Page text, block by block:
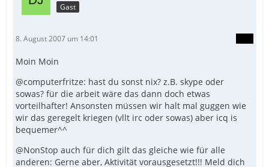
Gast
8. August 2007 um 14:01
Moin Moin
@computerfritze: hast du sonst nix? z.B. skype oder
sowas? für die arbeit wäre das dann doch etwas
vorteilhafter! Ansonsten müssen wir halt mal guggen wie
wir das geregelt kriegen (vllt irc oder sowas) aber icq is
bequemer^^
@NonStop auch für dich gilt das gleiche wie für alle
anderen: Gerne aber, Aktivität vorausgesetzt!!! Meld dich